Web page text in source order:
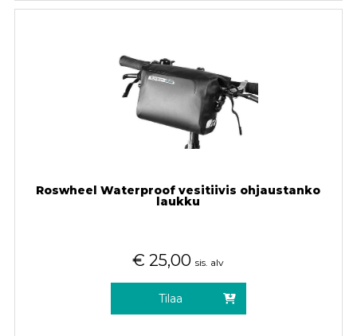
Roswheel Waterproof vesitiivis ohjaustanko
laukku
€ 25,00 sis. alv
Tilaa